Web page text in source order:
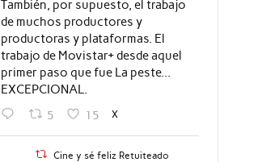
También, por supuesto, el trabajo
de muchos productores y
productoras y plataformas. El
trabajo de Movistar+ desde aquel
primer paso que fue La peste...
EXCEPCIONAL.
5 15 X
Cine y sé feliz Retuiteado